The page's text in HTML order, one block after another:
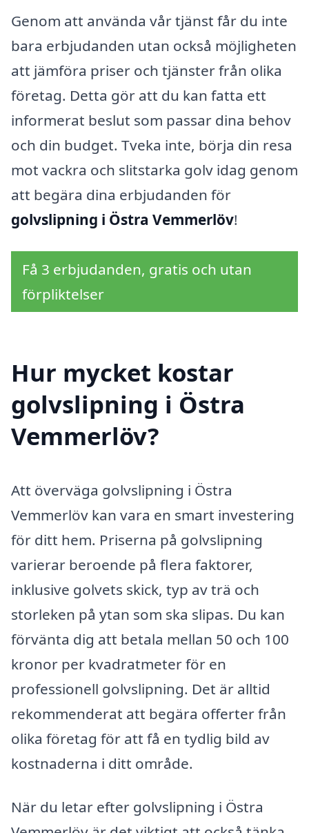
Genom att använda vår tjänst får du inte
bara erbjudanden utan också möjligheten
att jämföra priser och tjänster från olika
företag. Detta gör att du kan fatta ett
informerat beslut som passar dina behov
och din budget. Tveka inte, börja din resa
mot vackra och slitstarka golv idag genom
att begära dina erbjudanden för
golvslipning i Östra Vemmerlöv!
Få 3 erbjudanden, gratis och utan
förpliktelser
Hur mycket kostar
golvslipning i Östra
Vemmerlöv?
Att överväga golvslipning i Östra
Vemmerlöv kan vara en smart investering
för ditt hem. Priserna på golvslipning
varierar beroende på flera faktorer,
inklusive golvets skick, typ av trä och
storleken på ytan som ska slipas. Du kan
förvänta dig att betala mellan 50 och 100
kronor per kvadratmeter för en
professionell golvslipning. Det är alltid
rekommenderat att begära offerter från
olika företag för att få en tydlig bild av
kostnaderna i ditt område.
När du letar efter golvslipning i Östra